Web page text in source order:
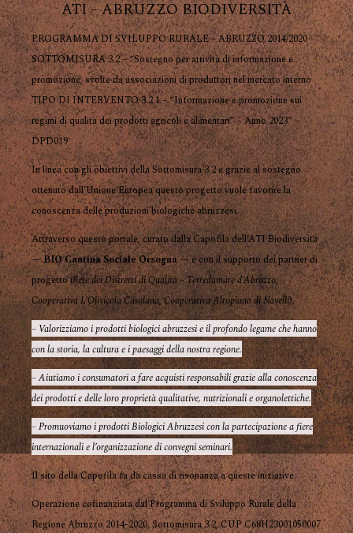
ATI – ABRUZZO BIODIVERSITÀ
PROGRAMMA DI SVILUPPO RURALE – ABRUZZO 2014/2020
SOTTOMISURA 3.2 – “Sostegno per attività di informazione e
promozione, svolte da associazioni di produttori nel mercato interno
TIPO DI INTERVENTO 3.2.1 – “Informazione e promozione sui
regimi di qualità dei prodotti agricoli e alimentari” – Anno 2023” –
DPD019
In linea con gli obiettivi della Sottomisura 3.2 e grazie al sostegno
ottenuto dall’Unione Europea questo progetto vuole favorire la
conoscenza delle produzioni biologiche abruzzesi.
Attraverso questo portale, curato dalla Capofila dell’ATI Biodiversità
—BIO Cantina Sociale Orsogna— e con il supporto dei partner di
progetto (Rete dei Distretti di Qualità – Terredamare d’Abruzzo,
Cooperativa L’Olivicola Casolana,Cooperativa Altopiano di Navelli),
– Valorizziamo i prodotti biologici abruzzesi e il profondo legame che hanno
con la storia, la cultura e i paesaggi della nostra regione.
– Aiutiamo i consumatori a fare acquisti responsabili grazie alla conoscenza
dei prodotti e delle loro proprietà qualitative, nutrizionali e organolettiche.
– Promuoviamo i prodotti Biologici Abruzzesi con la partecipazione a fiere
internazionali e l’organizzazione di convegni seminari.
Il sito della Capofila fa da cassa di risonanza a queste iniziative.
Operazione cofinanziata dal Programma di Sviluppo Rurale della
Regione Abruzzo 2014-2020, Sottomisura 3.2, CUP C68H23001050007